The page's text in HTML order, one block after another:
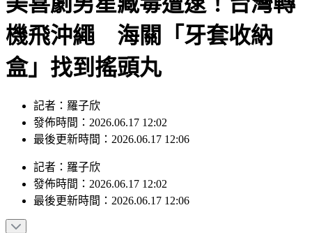
機飛沖繩 海關「牙套收納
盒」找到搖頭丸
發佈時間：2026.06.17 12:02
最後更新時間：2026.06.17 12:06
發佈時間：2026.06.17 12:02
最後更新時間：2026.06.17 12:06